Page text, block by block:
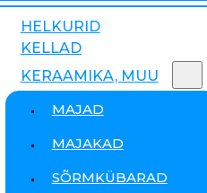
HELKURID
KELLAD
KERAAMIKA, MUU
MAJAD
MAJAKAD
SÕRMKÜBARAD